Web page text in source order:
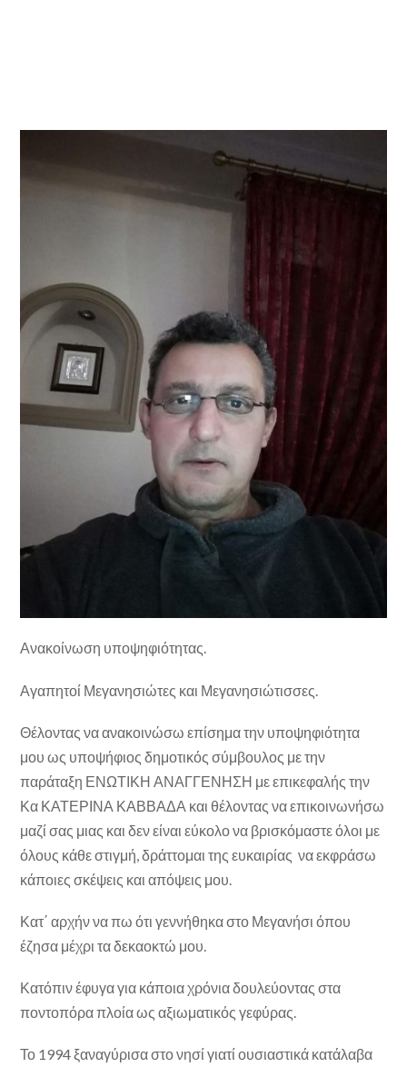
Ανακοίνωση υποψηφιότητας.
Αγαπητοί Μεγανησιώτες και Μεγανησιώτισσες.
Θέλοντας να ανακοινώσω επίσημα την υποψηφιότητα
μου ως υποψήφιος δημοτικός σύμβουλος με την
παράταξη ΕΝΩΤΙΚΗ ΑΝΑΓΓΕΝΗΣΗ με επικεφαλής την
Κα ΚΑΤΕΡΙΝΑ ΚΑΒΒΑΔΑ και θέλοντας να επικοινωνήσω
μαζί σας μιας και δεν είναι εύκολο να βρισκόμαστε όλοι με
όλους κάθε στιγμή, δράττομαι της ευκαιρίας να εκφράσω
κάποιες σκέψεις και απόψεις μου.
Κατ΄ αρχήν να πω ότι γεννήθηκα στο Μεγανήσι όπου
έζησα μέχρι τα δεκαοκτώ μου.
Κατόπιν έφυγα για κάποια χρόνια δουλεύοντας στα
ποντοπόρα πλοία ως αξιωματικός γεφύρας.
Το 1994 ξαναγύρισα στο νησί γιατί ουσιαστικά κατάλαβα